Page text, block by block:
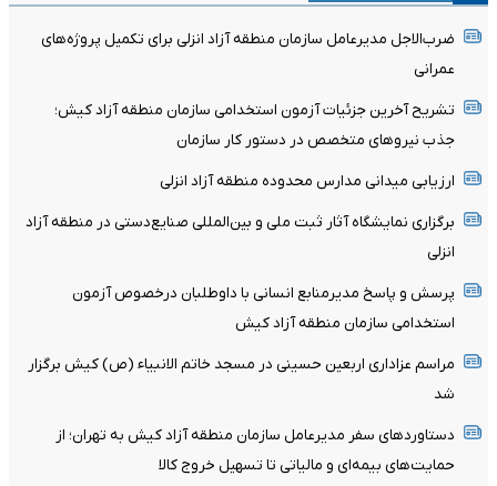
ضرب‌الاجل مدیرعامل سازمان منطقه آزاد انزلی برای تکمیل پروژه‌های
عمرانی
تشریح آخرین جزئیات آزمون استخدامی سازمان منطقه آزاد کیش؛
جذب نیروهای متخصص در دستور کار سازمان
ارزیابی میدانی مدارس محدوده منطقه آزاد انزلی
برگزاری نمایشگاه آثار ثبت ملی و بین‌المللی صنایع‌دستی در منطقه آزاد
انزلی
پرسش و پاسخ مدیرمنابع انسانی با داوطلبان درخصوص آزمون
استخدامی سازمان منطقه آزاد کیش
مراسم عزاداری اربعین حسینی در مسجد خاتم ‌الانبیاء (ص) کیش برگزار
شد
دستاوردهای سفر مدیرعامل سازمان منطقه آزاد کیش به تهران؛ از
حمایت‌های بیمه‌ای و مالیاتی تا تسهیل خروج کالا